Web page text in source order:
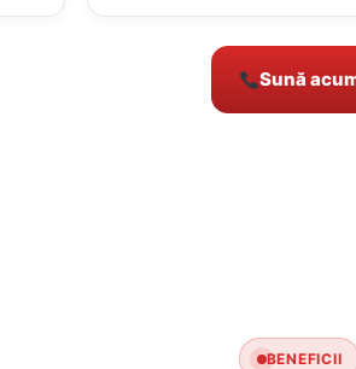
Sună
BENEFICII